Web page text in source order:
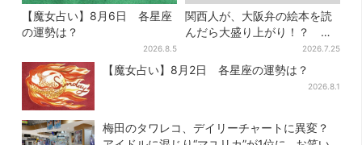
【魔女占い】8月6日 各星座
の運勢は？
2026.8.5
関西人が、大阪弁の絵本を読
んだら大盛り上がり！？ 書
店員が語る、“関西弁”絵本が
人気を集めるワケとは
2026.7.25
【魔女占い】8月2日 各星座の運勢は？
2026.8.1
梅田のタワレコ、デイリーチャートに異変？